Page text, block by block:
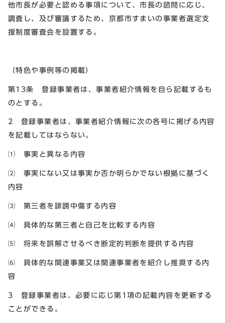
他市長が必要と認める事項について、市長の諮問に応じ、
調査し、及び審議するため、京都市すまいの事業者選定支
援制度審査会を設置する。
（特色や事例等の掲載）
第13条 登録事業者は、事業者紹介情報を自ら記載するも
のとする。
2 登録事業者は、事業者紹介情報に次の各号に掲げる内容
を記載してはならない。
⑴ 事実と異なる内容
⑵ 事実にない又は事実か否か明らかでない根拠に基づく
内容
⑶ 第三者を誹謗中傷する内容
⑷ 具体的な第三者と自己を比較する内容
⑸ 将来を誤解させるべき断定的判断を提供する内容
⑹ 具体的な関連事業又は関連事業者を紹介し推奨する内
容
3 登録事業者は、必要に応じ第1項の記載内容を更新する
ことができる。